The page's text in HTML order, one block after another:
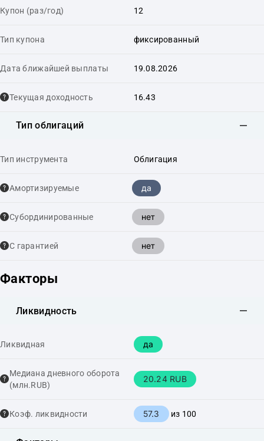
Купон (раз/год) 12
Тип купона фиксированный
Дата ближайшей выплаты 19.08.2026
Текущая доходность 16.43
Тип облигаций
Тип инструмента Облигация
Амортизируемые да
Cубординированные нет
С гарантией нет
Факторы
Ликвидность
Ликвидная да
Медиана дневного оборота
(млн.RUB)
20.24 RUB
Коэф. ликвидности 57.3 из 100